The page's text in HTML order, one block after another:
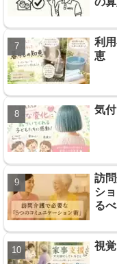
利
恵
気
訪
シ
る
視